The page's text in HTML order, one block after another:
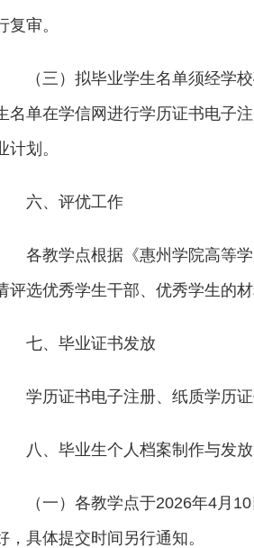
复审。
（三）拟毕业学生名单须经学
名单在学信网进行学历证书电子
计划。
六、评优工作
各教学点根据《惠州学院高等
评选优秀学生干部、优秀学生的
七、毕业证书发放
学历证书电子注册、纸质学历
八、毕业生个人档案制作与发放
（一）各教学点于2026年4月
，具体提交时间另行通知。